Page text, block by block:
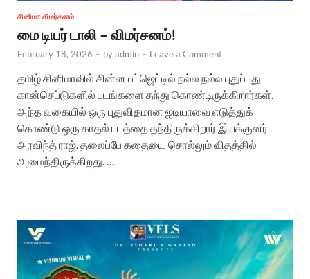
சினிமா விமர்சனம்
மை டியர் டாலி – விமர்சனம்!
February 18, 2026 - byadmin - Leave a Comment
தமிழ் சினிமாவில் சின்ன பட்ஜெட்டில் நல்ல நல்ல புதுப்புது
கான்செப்டுகளில் படங்களை தந்து கொண்டிருக்கிறார்கள்.
அந்த வகையில் ஒரு புதுவிதமான ஐடியாவை எடுத்துக்
கொண்டு ஒரு காதல் படத்தை தந்திருக்கிறார் இயக்குனர்
அரவிந்த் ராஜ். தலைப்பே கதையை சொல்லும் விதத்தில்
அமைந்திருக்கிறது. …